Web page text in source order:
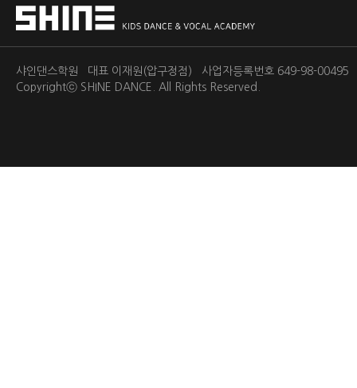
샤인댄스학원 대표 이재원(압구정점) 사업자등록번호 649-98-
Copyrightⓒ SHINE DANCE. All Rights Reserved.